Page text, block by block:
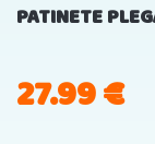
PATINETE
27.99€